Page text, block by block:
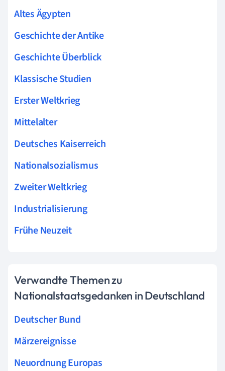
Altes Ägypten
Geschichte der Antike
Geschichte Überblick
Klassische Studien
Erster Weltkrieg
Mittelalter
Deutsches Kaiserreich
Nationalsozialismus
Zweiter Weltkrieg
Industrialisierung
Frühe Neuzeit
Verwandte Themen zu
Nationalstaatsgedanken in Deutschland
Deutscher Bund
Märzereignisse
Neuordnung Europas